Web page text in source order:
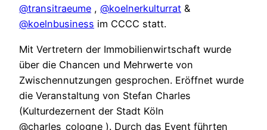
@transitraeume , @koelnerkulturrat &
@koelnbusiness im CCCC statt.
Mit Vertretern der Immobilienwirtschaft wurde
über die Chancen und Mehrwerte von
Zwischennutzungen gesprochen. Eröffnet wurde
die Veranstaltung von Stefan Charles
(Kulturdezernent der Stadt Köln
@charles_cologne ). Durch das Event führten